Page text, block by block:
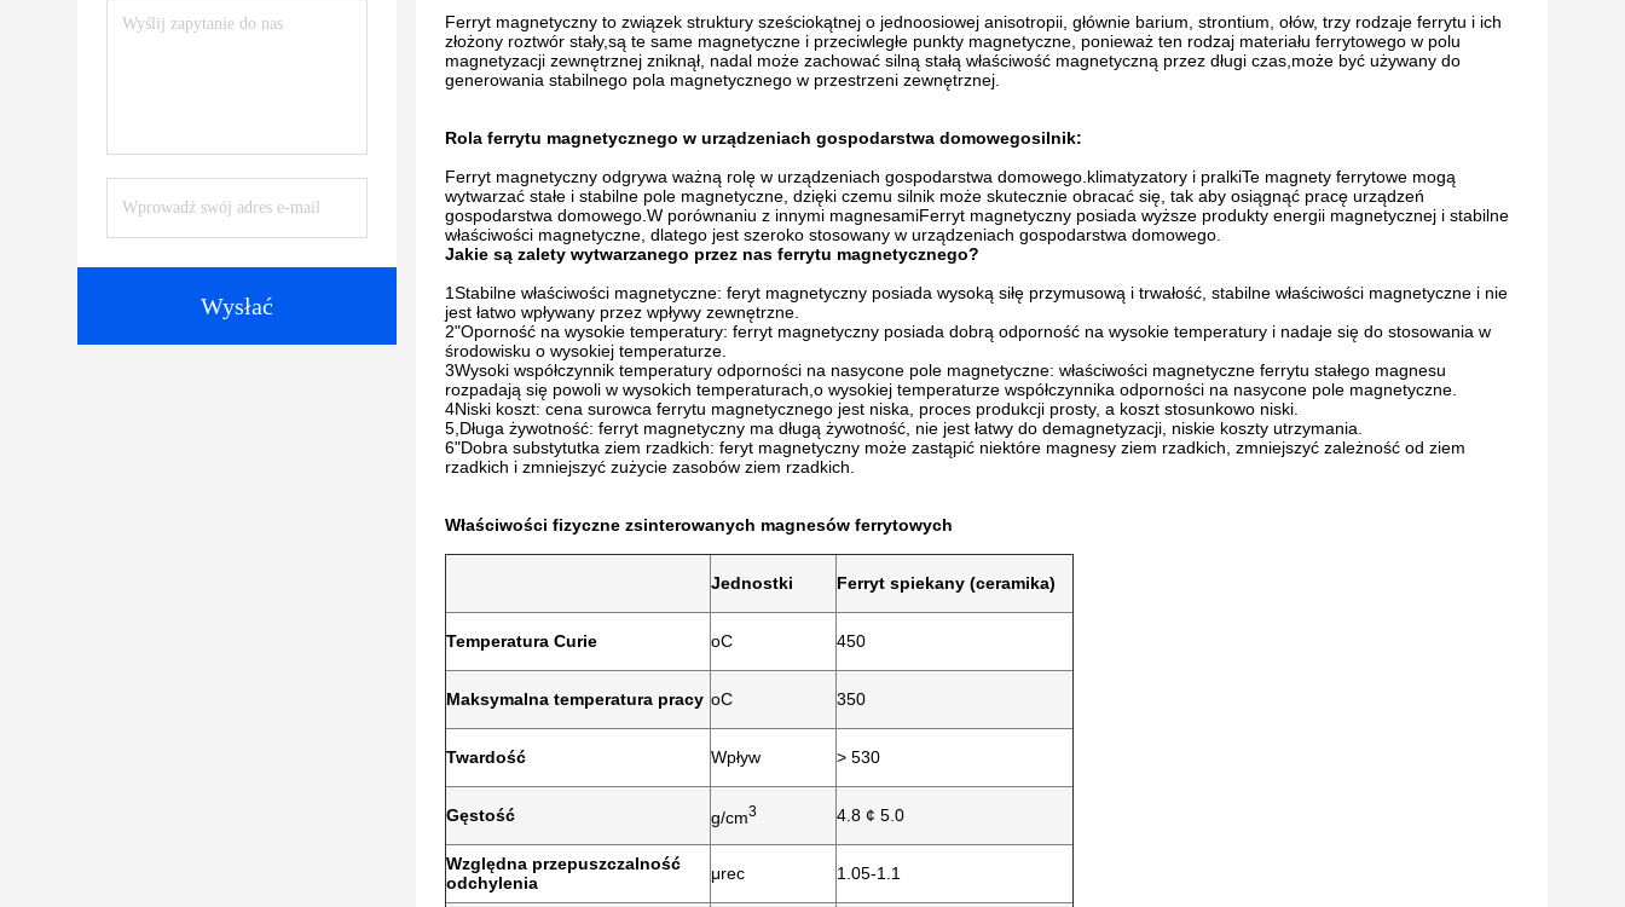
Wysłać
Ferryt magnetyczny to związek struktury sześciokątnej o jednoosiowej anisotropii, głównie barium, strontium, ołów, trzy rodzaje ferrytu i ich
złożony roztwór stały,są te same magnetyczne i przeciwległe punkty magnetyczne, ponieważ ten rodzaj materiału ferrytowego w polu
magnetyzacji zewnętrznej zniknął, nadal może zachować silną stałą właściwość magnetyczną przez długi czas,może być używany do
generowania stabilnego pola magnetycznego w przestrzeni zewnętrznej.
Rola ferrytu magnetycznego w urządzeniach gospodarstwa domowegosilnik:
Ferryt magnetyczny odgrywa ważną rolę w urządzeniach gospodarstwa domowego.klimatyzatory i pralkiTe magnety ferrytowe mogą
wytwarzać stałe i stabilne pole magnetyczne, dzięki czemu silnik może skutecznie obracać się, tak aby osiągnąć pracę urządzeń
gospodarstwa domowego.W porównaniu z innymi magnesamiFerryt magnetyczny posiada wyższe produkty energii magnetycznej i stabilne
właściwości magnetyczne, dlatego jest szeroko stosowany w urządzeniach gospodarstwa domowego.
Jakie są zalety wytwarzanego przez nas ferrytu magnetycznego?
1Stabilne właściwości magnetyczne: feryt magnetyczny posiada wysoką siłę przymusową i trwałość, stabilne właściwości magnetyczne i nie
jest łatwo wpływany przez wpływy zewnętrzne.
2"Oporność na wysokie temperatury: ferryt magnetyczny posiada dobrą odporność na wysokie temperatury i nadaje się do stosowania w
środowisku o wysokiej temperaturze.
3Wysoki współczynnik temperatury odporności na nasycone pole magnetyczne: właściwości magnetyczne ferrytu stałego magnesu
rozpadają się powoli w wysokich temperaturach,o wysokiej temperaturze współczynnika odporności na nasycone pole magnetyczne.
4Niski koszt: cena surowca ferrytu magnetycznego jest niska, proces produkcji prosty, a koszt stosunkowo niski.
5,Długa żywotność: ferryt magnetyczny ma długą żywotność, nie jest łatwy do demagnetyzacji, niskie koszty utrzymania.
6"Dobra substytutka ziem rzadkich: feryt magnetyczny może zastąpić niektóre magnesy ziem rzadkich, zmniejszyć zależność od ziem
rzadkich i zmniejszyć zużycie zasobów ziem rzadkich.
Właściwości fizyczne zsinterowanych magnesów ferrytowych
Jednostki Ferryt spiekany (ceramika)
Temperatura Curie oC 450
Maksymalna temperatura pracy oC 350
Twardość Wpływ > 530
Gęstość g/cm3 4.8 ¢ 5.0
Względna przepuszczalność
odchylenia
μrec 1.05-1.1